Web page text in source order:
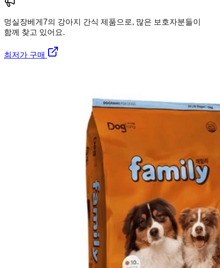
멍실장베게7의 강아지 간식 제품으로, 많은 보호자분들이
함께 찾고 있어요.
최저가 구매